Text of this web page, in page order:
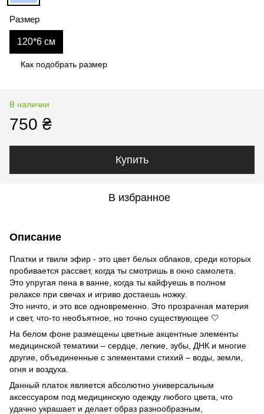
Размер
120*6 см
Как подобрать размер
В наличии
750 ₴
Купить
В избранное
Описание
Платки и твили эфир - это цвет белых облаков, среди которых
пробивается рассвет, когда ты смотришь в окно самолета.
Это упругая пена в ванне, когда ты кайфуешь в полном
релаксе при свечах и игриво достаешь ножку.
Это ничто, и это все одновременно. Это прозрачная материя
и свет, что-то необъятное, но точно существующее 🤍
На белом фоне размещены цветные акцентные элементы
медицинской тематики – сердце, легкие, зубы, ДНК и многие
другие, объединенные с элементами стихий – воды, земли,
огня и воздуха.
Данный платок является абсолютно универсальным
аксессуаром под медицинскую одежду любого цвета, что
удачно украшает и делает образ разнообразным,